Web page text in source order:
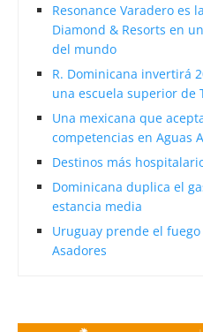
Resonance Varadero es
Diamond & Resorts en
del mundo
R. Dominicana invertirá
una escuela superior de
Una mexicana que
competencias en Aguas
Destinos más
Dominicana duplica el
estancia media
Uruguay prende el
Asadores